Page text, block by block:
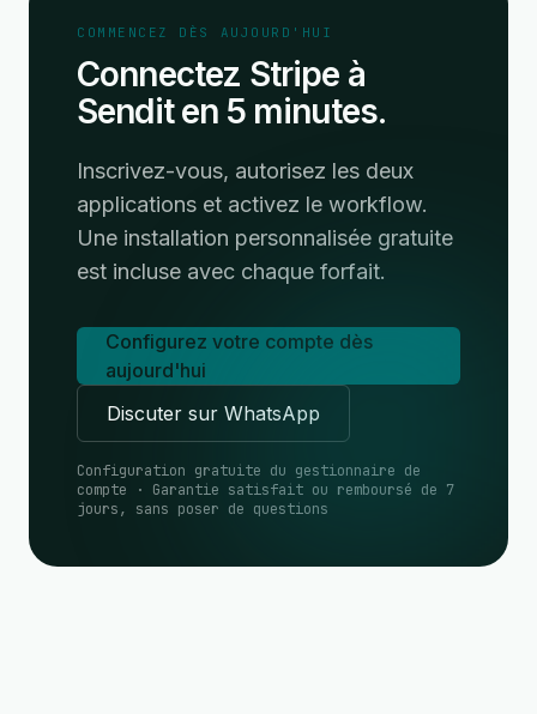
COMMENCEZ DÈS AUJOURD'HUI
Connectez Stripe à
Sendit en 5 minutes.
Inscrivez-vous, autorisez les deux
applications et activez le workflow.
Une installation personnalisée gratuite
est incluse avec chaque forfait.
Configurez votre compte dès
aujourd'hui
Discuter sur WhatsApp
Configuration gratuite du gestionnaire de
compte · Garantie satisfait ou remboursé de 7
jours, sans poser de questions